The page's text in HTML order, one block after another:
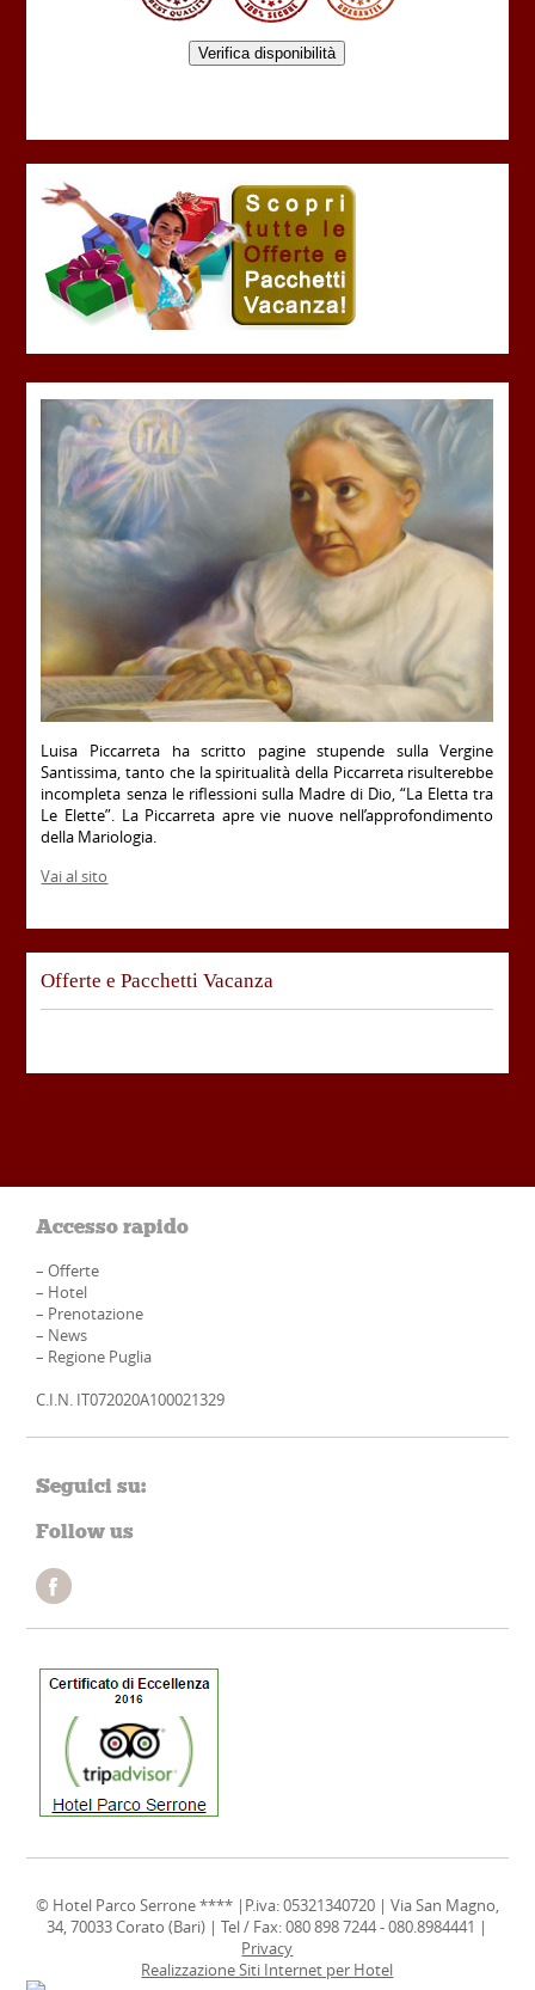
Verifica disponibilità
Luisa Piccarreta ha scritto pagine stupende sulla Vergine
Santissima, tanto che la spiritualità della Piccarreta risulterebbe
incompleta senza le riflessioni sulla Madre di Dio, “La Eletta tra
Le Elette”. La Piccarreta apre vie nuove nell’approfondimento
della Mariologia.
Vai al sito
Offerte e Pacchetti Vacanza
Accesso rapido
–Offerte
– Hotel
– Prenotazione
– News
– Regione Puglia
C.I.N. IT072020A100021329
Seguici su:
Follow us
© Hotel Parco Serrone **** |P.iva: 05321340720 | Via San Magno,
34, 70033 Corato (Bari) | Tel / Fax: 080 898 7244 - 080.8984441 |
Privacy
Realizzazione Siti Internet per Hotel